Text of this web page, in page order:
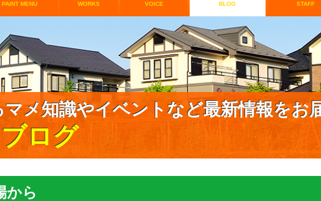
PAINT MENU WORKS VOICE BLOG STAFF
メ知識やイベントなど最新情報をお
ログ
から